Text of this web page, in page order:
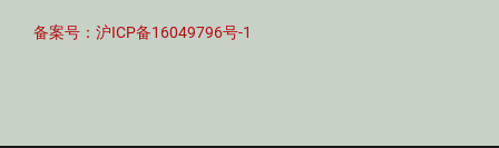
备案号：沪ICP备16049796号-1